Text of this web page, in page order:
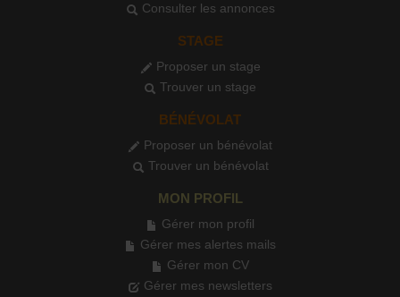
Consulter les annonces
STAGE
Proposer un stage
Trouver un stage
BÉNÉVOLAT
Proposer un bénévolat
Trouver un bénévolat
MON PROFIL
Gérer mon profil
Gérer mes alertes mails
Gérer mon CV
Gérer mes newsletters